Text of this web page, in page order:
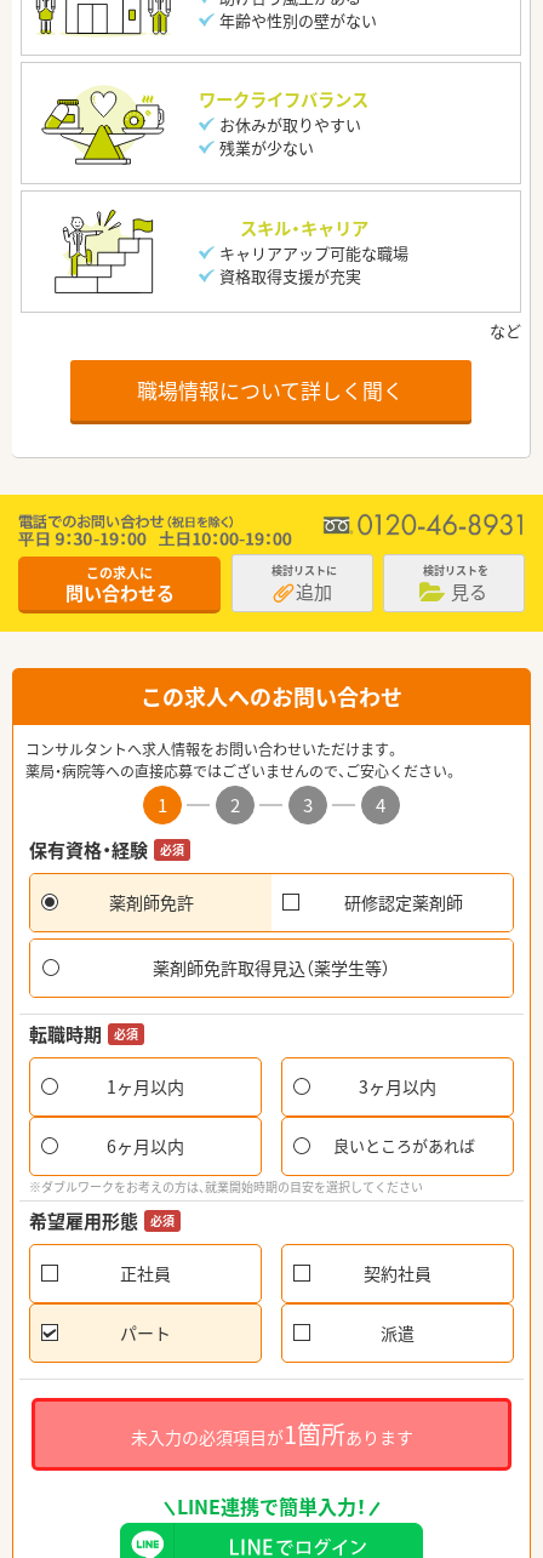
年齢や性別の壁がない
ワークライフバランス
お休みが取りやすい
残業が少ない
スキル・キャリア
キャリアアップ可能な職場
資格取得支援が充実
職場情報について詳しく聞く
この求人に
問い合わせる
検討リストに
追加
検討リストを
見る
この求人へのお問い合わせ
コンサルタントへ求人情報をお問い合わせいただけます。
薬局・病院等への直接応募ではございませんので、ご安心ください。
1 2 3
4
保有資格・経験
必須
薬剤師免許 研修認定薬剤師
薬剤師免許取得見込（薬学生等）
転職時期 必須
1ヶ月以内 3ヶ月以内
6ヶ月以内 良いところがあれば
※ダブルワークをお考えの方は、就業開始時期の目安を選択してください
希望雇用形態 必須
正社員 契約社員
パート 派遣
未入力の必須項目が1箇所あります
LINE連携で簡単入力！